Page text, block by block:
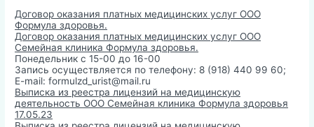
Договор оказания платных медицинских услуг ООО
Формула здоровья.
Договор оказания платных медицинских услуг ООО
Семейная клиника Формула здоровья.
Понедельник с 15-00 до 16-00
Запись осуществляется по телефону: 8 (918) 440 99 60;
E-mail: formulzd_urist@mail.ru
Выписка из реестра лицензий на медицинскую
деятельность ООО Семейная клиника Формула здоровья
17.05.23